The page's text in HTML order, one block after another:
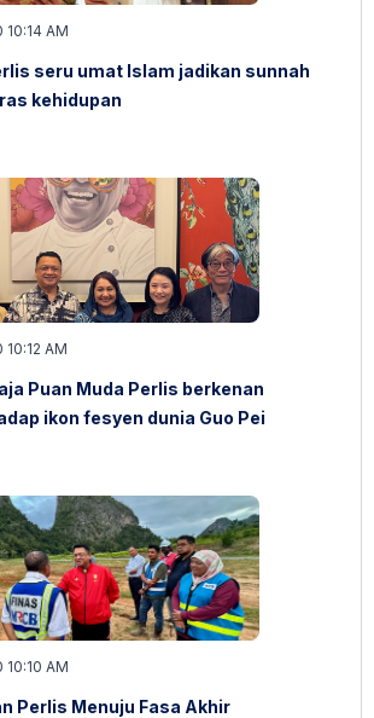
AM
seru umat Islam jadikan sunnah
kehidupan
AM
Puan Muda Perlis berkenan
ikon fesyen dunia Guo Pei
AM
Perlis Menuju Fasa Akhir